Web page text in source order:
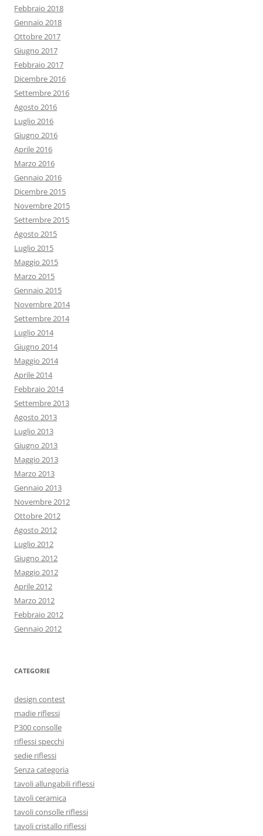
Febbraio 2018
Gennaio 2018
Ottobre 2017
Giugno 2017
Febbraio 2017
Dicembre 2016
Settembre 2016
Agosto 2016
Luglio 2016
Giugno 2016
Aprile 2016
Marzo 2016
Gennaio 2016
Dicembre 2015
Novembre 2015
Settembre 2015
Agosto 2015
Luglio 2015
Maggio 2015
Marzo 2015
Gennaio 2015
Novembre 2014
Settembre 2014
Luglio 2014
Giugno 2014
Maggio 2014
Aprile 2014
Febbraio 2014
Settembre 2013
Agosto 2013
Luglio 2013
Giugno 2013
Maggio 2013
Marzo 2013
Gennaio 2013
Novembre 2012
Ottobre 2012
Agosto 2012
Luglio 2012
Giugno 2012
Maggio 2012
Aprile 2012
Marzo 2012
Febbraio 2012
Gennaio 2012
CATEGORIE
design contest
madie riflessi
P300 consolle
riflessi specchi
sedie riflessi
Senza categoria
tavoli allungabili riflessi
tavoli ceramica
tavoli consolle riflessi
tavoli cristallo riflessi